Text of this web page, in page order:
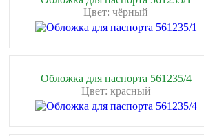
Цвет: чёрный
Обложка для паспорта 561235/4
Цвет: красный